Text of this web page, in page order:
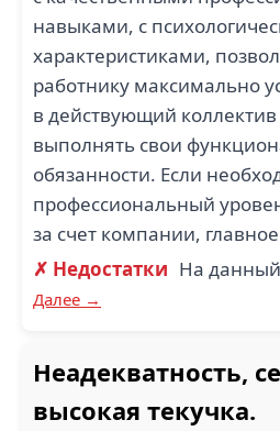
навыками, с
характеристиками,
работнику максимально
в действующий
выполнять свои
обязанности. Если
профессиональный
за счет компании,
✗ Недостатки На
Далее →
Неадекватность,
высокая текучка.